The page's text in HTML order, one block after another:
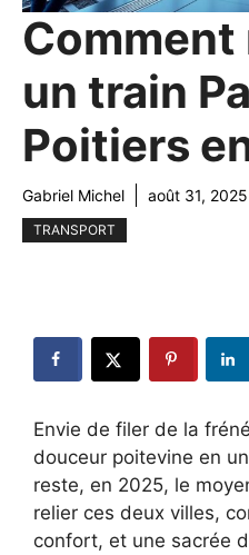
un train
Poitiers
Gabriel Michel août 31, 2025
TRANSPORT
Envie de filer de la
douceur poitevine en
reste, en 2025, le
relier ces deux villes,
confort, et une sacrée